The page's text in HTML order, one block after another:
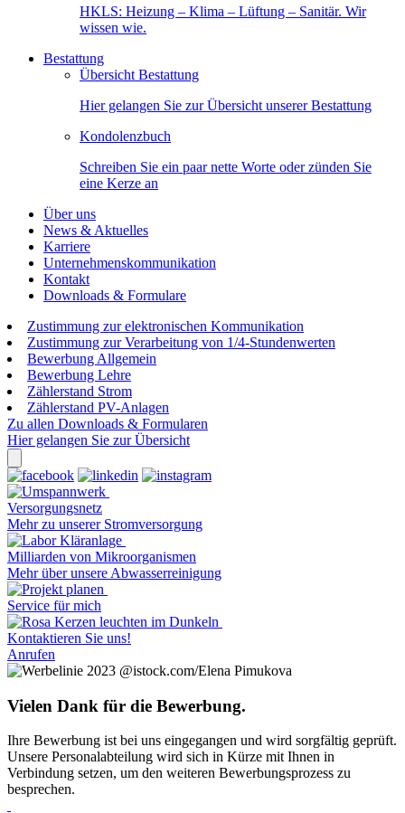
HKLS: Heizung – Klima – Lüftung – Sanitär. Wir
wissen wie.
Bestattung
Übersicht Bestattung
Hier gelangen Sie zur Übersicht unserer Bestattung
Kondolenzbuch
Schreiben Sie ein paar nette Worte oder zünden Sie
eine Kerze an
Über uns
News & Aktuelles
Karriere
Unternehmenskommunikation
Kontakt
Downloads & Formulare
Zustimmung zur elektronischen Kommunikation
Zustimmung zur Verarbeitung von 1/4-Stundenwerten
Bewerbung Allgemein
Bewerbung Lehre
Zählerstand Strom
Zählerstand PV-Anlagen
Zu allen Downloads & Formularen
Hier gelangen Sie zur Übersicht
Versorgungsnetz
Mehr zu unserer Stromversorgung
Milliarden von Mikroorganismen
Mehr über unsere Abwasserreinigung
Service für mich
Kontaktieren Sie uns!
Anrufen
@istock.com/Elena Pimukova
Vielen Dank für die Bewerbung.
Ihre Bewerbung ist bei uns eingegangen und wird sorgfältig geprüft.
Unsere Personalabteilung wird sich in Kürze mit Ihnen in
Verbindung setzen, um den weiteren Bewerbungsprozess zu
besprechen.